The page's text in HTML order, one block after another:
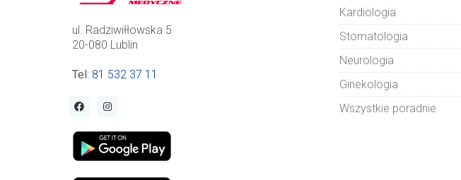
ul. Radziwiłłowska 5
20-080 Lublin
Tel: 81 532 37 11
Kardiologia
Stomatologia
Neurologia
Ginekologia
Wszystkie poradnie